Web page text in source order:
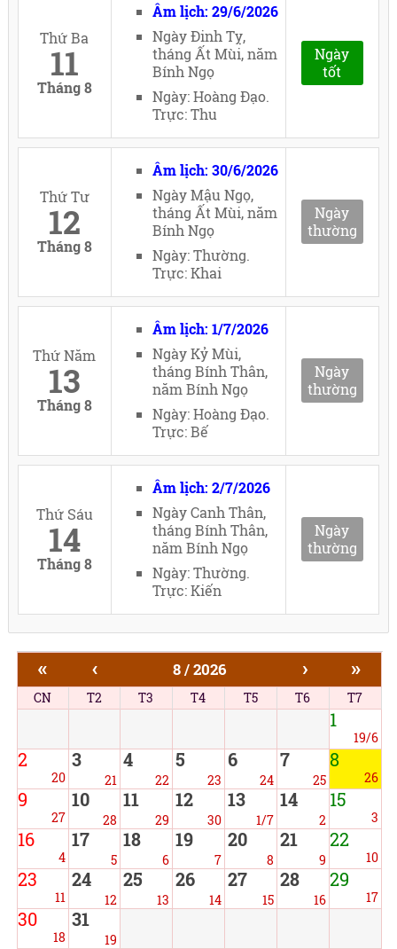
Thứ Ba
11
Tháng 8
Âm lịch: 29/6/2026
Ngày Đinh Tỵ,
tháng Ất Mùi, năm
Bính Ngọ
Ngày: Hoàng Đạo.
Trực: Thu
Ngày
tốt
Thứ Tư
12
Tháng 8
Âm lịch: 30/6/2026
Ngày Mậu Ngọ,
tháng Ất Mùi, năm
Bính Ngọ
Ngày: Thường.
Trực: Khai
Ngày
thường
Thứ Năm
13
Tháng 8
Âm lịch: 1/7/2026
Ngày Kỷ Mùi,
tháng Bính Thân,
năm Bính Ngọ
Ngày: Hoàng Đạo.
Trực: Bế
Ngày
thường
Thứ Sáu
14
Tháng 8
Âm lịch: 2/7/2026
Ngày Canh Thân,
tháng Bính Thân,
năm Bính Ngọ
Ngày: Thường.
Trực: Kiến
Ngày
thường
« ‹ 8 / 2026 › »
CN T2 T3 T4 T5 T6 T7
1
19/6
2
20
3
21
4
22
5
23
6
24
7
25
8
26
9
27
10
28
11
29
12
30
13
1/7
14
2
15
3
16
4
17
5
18
6
19
7
20
8
21
9
22
10
23
11
24
12
25
13
26
14
27
15
28
16
29
17
30
18
31
19